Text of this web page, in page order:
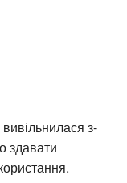
з-
здавати